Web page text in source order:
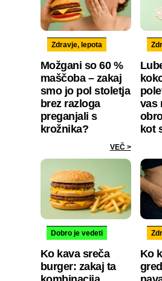
Zdravje, lepota
Možgani so 60 %
maščoba – zakaj
smo jo pol stoletja
brez razloga
preganjali s
krožnika?
VEČ >
vas
kot
Dobro je vedeti
Ko kava sreča
burger: zakaj ta
Ko